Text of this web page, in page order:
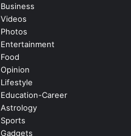
Business
Videos
Photos
Entertainment
Food
Opinion
Lifestyle
Education-Career
Astrology
Sports
Gadgets